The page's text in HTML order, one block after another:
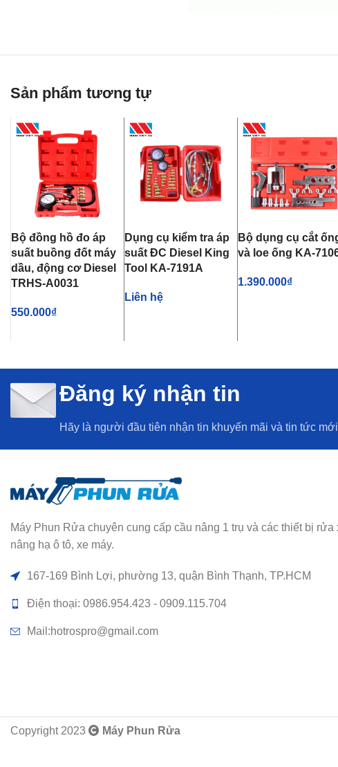
Sản phẩm tương tự
Bộ đồng hồ đo áp
suất buồng đốt máy
dầu, động cơ Diesel
TRHS-A0031
550.000₫
Dụng cụ kiểm tra áp
suất ĐC Diesel King
Tool KA-7191A
Liên hệ
Bộ dụng cụ cắt
và loe ống KA-
1.390.000₫
Đăng ký nhận tin
Hãy là người đầu tiên nhận tin khuyến mãi và tin tức mới
Máy Phun Rửa chuyên cung cấp cầu nâng 1 trụ và các thiết bị rửa
nâng hạ ô tô, xe máy.
167-169 Bình Lợi, phường 13, quận Bình Thạnh, TP.HCM
Điện thoại: 0986.954.423 - 0909.115.704
Mail:hotrospro@gmail.com
Copyright 2023 Máy Phun Rửa